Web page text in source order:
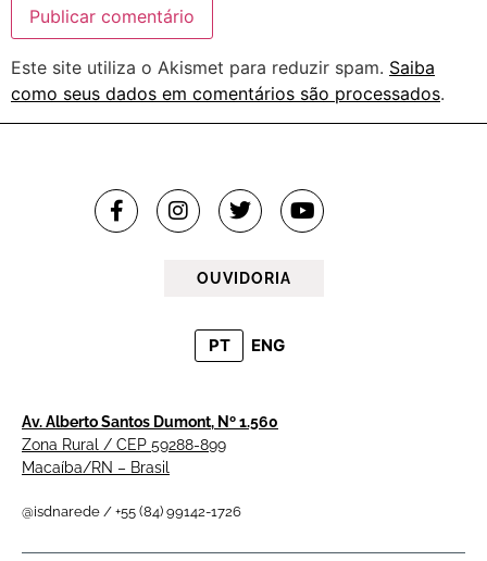
Este site utiliza o Akismet para reduzir spam. Saiba
como seus dados em comentários são processados.
OUVIDORIA
PT ENG
Av. Alberto Santos Dumont, Nº 1.560
Zona Rural / CEP 59288-899
Macaíba/RN – Brasil
@isdnarede / +55 (84) 99142-1726